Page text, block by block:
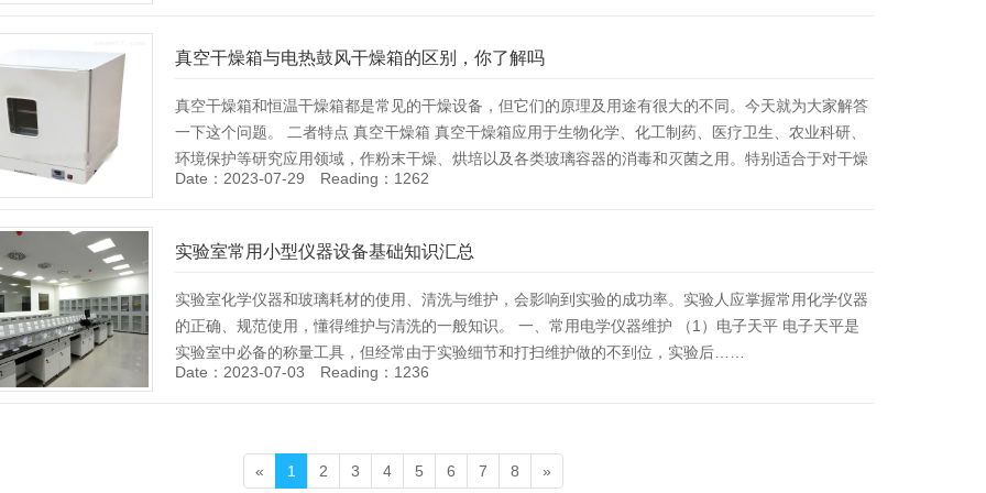
真空干燥箱与电热鼓风干燥箱的区别，你了解吗
真空干燥箱和恒温干燥箱都是常见的干燥设备，但它们的原理及用途有很大的不同。今天就为大家解答
一下这个问题。 二者特点 真空干燥箱 真空干燥箱应用于生物化学、化工制药、医疗卫生、农业科研、
环境保护等研究应用领域，作粉末干燥、烘培以及各类玻璃容器的消毒和灭菌之用。特别适合于对干燥
热敏性、易分解、易氧化物质和……
Date：2023-07-29 Reading：1262
实验室常用小型仪器设备基础知识汇总
实验室化学仪器和玻璃耗材的使用、清洗与维护，会影响到实验的成功率。实验人应掌握常用化学仪器
的正确、规范使用，懂得维护与清洗的一般知识。 一、常用电学仪器维护 （1）电子天平 电子天平是
实验室中必备的称量工具，但经常由于实验细节和打扫维护做的不到位，实验后……
Date：2023-07-03 Reading：1236
« 1 2 3 4 5 6 7 8 »